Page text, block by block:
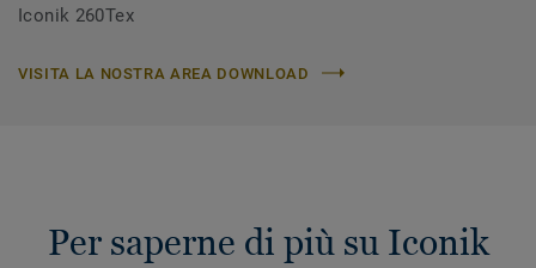
Iconik 260Tex
VISITA LA NOSTRA AREA DOWNLOAD
Per saperne di più su Iconik